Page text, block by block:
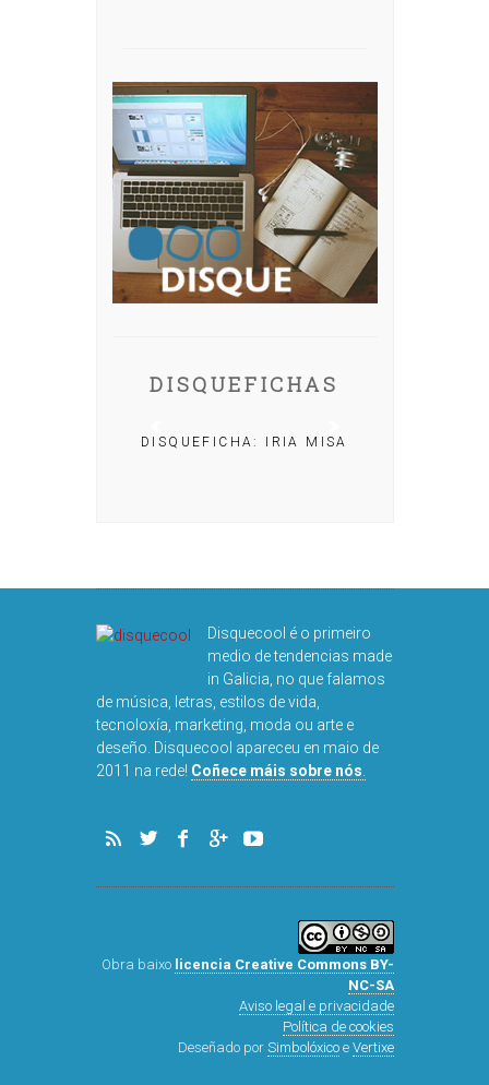
DISQUEFICHAS
DISQUEFICHA: IRIA MISA
Disquecool é o primeiro
medio de tendencias made
in Galicia, no que falamos
de música, letras, estilos de vida,
tecnoloxía, marketing, moda ou arte e
deseño. Disquecool apareceu en maio de
2011 na rede! Coñece máis sobre nós
Obra baixo licencia Creative Commons BY-
NC-SA
Aviso legal e privacidade
Política de cookies
Deseñado por Simbolóxicoe Vertixe